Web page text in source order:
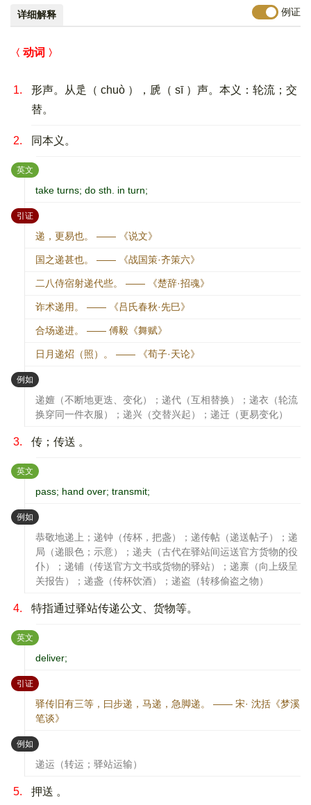
详细解释 例证
动词
1.
形声。从辵（ chuò ），虒（ sī ）声。本义：轮流；交
替。
2. 同本义。
英文 ：
take turns; do sth. in turn;
引证：
递，更易也。 —— 《说文》
国之递甚也。 —— 《战国策·齐策六》
二八侍宿射递代些。 —— 《楚辞·招魂》
诈术递用。 —— 《吕氏春秋·先巳》
合场递进。 —— 傅毅《舞赋》
日月递炤（照）。 —— 《荀子·天论》
例如 ：
递嬗（不断地更迭、变化）；递代（互相替换）；递衣（轮流
换穿同一件衣服）；递兴（交替兴起）；递迁（更易变化）
3. 传；传送 。
英文 ：
pass; hand over; transmit;
例如 ：
恭敬地递上；递钟（传杯，把盏）；递传帖（递送帖子）；递
局（递眼色；示意）；递夫（古代在驿站间运送官方货物的役
仆）；递铺（传送官方文书或货物的驿站）；递禀（向上级呈
关报告）；递盏（传杯饮酒）；递盗（转移偷盗之物）
4. 特指通过驿站传递公文、货物等。
英文 ：
deliver;
引证：
驿传旧有三等，曰步递，马递，急脚递。 —— 宋· 沈括《梦溪
笔谈》
例如 ：
递运（转运；驿站运输）
5. 押送 。